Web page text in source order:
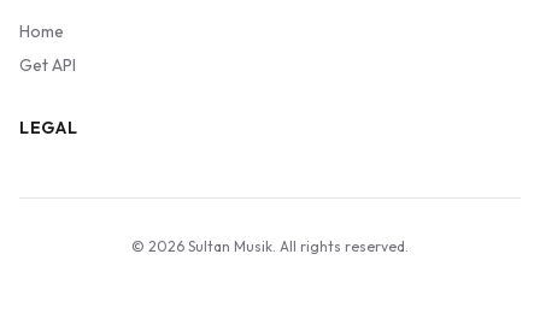
Home
Get API
LEGAL
© 2026 Sultan Musik. All rights reserved.